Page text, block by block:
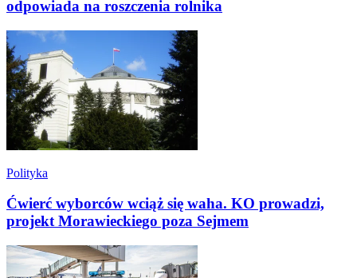
odpowiada na roszczenia rolnika
Polityka
Ćwierć wyborców wciąż się waha. KO prowadzi,
projekt Morawieckiego poza Sejmem